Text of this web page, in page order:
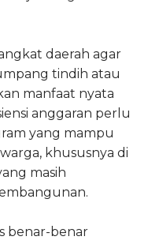
daerah agar
tindih atau
manfaat nyata
anggaran perlu
yang mampu
khususnya di
masih
benar-benar